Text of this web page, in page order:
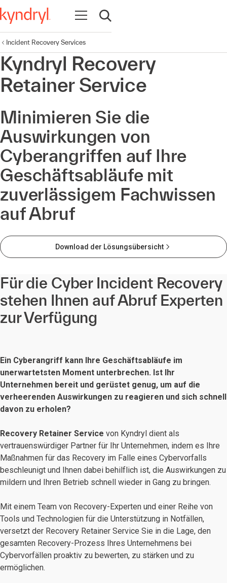
Navigation öffnen
Suche öffnen
Incident Recovery Services
Kyndryl Recovery
Retainer Service
Minimieren Sie die
Auswirkungen von
Cyberangriffen auf Ihre
Geschäftsabläufe mit
zuverlässigem Fachwissen
auf Abruf
Download der Lösungsübersicht
Für die Cyber Incident Recovery
stehen Ihnen auf Abruf Experten
zur Verfügung
Ein Cyberangriff kann Ihre Geschäftsabläufe im
unerwartetsten Moment unterbrechen. Ist Ihr
Unternehmen bereit und gerüstet genug, um auf die
verheerenden Auswirkungen zu reagieren und sich schnell
davon zu erholen?
Recovery Retainer Service von Kyndryl dient als
vertrauenswürdiger Partner für Ihr Unternehmen, indem es Ihre
Maßnahmen für das Recovery im Falle eines Cybervorfalls
beschleunigt und Ihnen dabei behilflich ist, die Auswirkungen zu
mildern und Ihren Betrieb schnell wieder in Gang zu bringen.
Mit einem Team von Recovery-Experten und einer Reihe von
Tools und Technologien für die Unterstützung in Notfällen,
versetzt der Recovery Retainer Service Sie in die Lage, den
gesamten Recovery-Prozess Ihres Unternehmens bei
Cybervorfällen proaktiv zu bewerten, zu stärken und zu
ermöglichen.